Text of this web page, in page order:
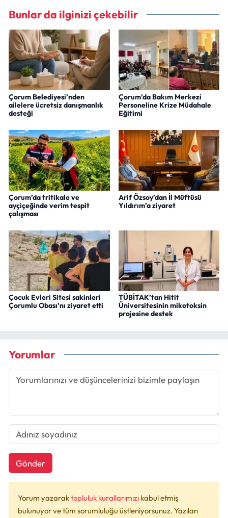
Bunlar da ilginizi çekebilir
Çorum Belediyesi’nden
ailelere ücretsiz danışmanlık
desteği
Çorum’da Bakım Merkezi
Personeline Krize Müdahale
Eğitimi
Çorum’da tritikale ve
ayçiçeğinde verim tespit
çalışması
Arif Özsoy’dan İl Müftüsü
Yıldırım’a ziyaret
Çocuk Evleri Sitesi sakinleri
Çorumlu Obası’nı ziyaret etti
TÜBİTAK’tan Hitit
Üniversitesinin mikotoksin
projesine destek
Yorumlar
Gönder
Yorum yazaraktopluluk kurallarımızı kabul etmiş
bulunuyor ve tüm sorumluluğu üstleniyorsunuz. Yazılan